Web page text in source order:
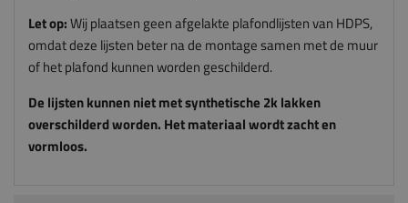
Let op:Wij plaatsen geen afgelakte plafondlijsten van HDPS,
omdat deze lijsten beter na de montage samen met de muur
of het plafond kunnen worden geschilderd.
De lijsten kunnen niet met synthetische 2k lakken
overschilderd worden. Het materiaal wordt zacht en
vormloos.